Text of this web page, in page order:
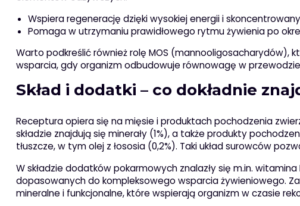
Wspiera regenerację dzięki wysokiej energii i
Pomaga w utrzymaniu prawidłowego rytmu żywienia po
Warto podkreślić również rolę MOS (mannooligosacharydów),
wsparcia, gdy organizm odbudowuje równowagę w
Skład i dodatki – co dokładnie
Receptura opiera się na mięsie i produktach pochodzenia
składzie znajdują się minerały (1%), a także produkty
tłuszcze, w tym olej z łososia (0,2%). Taki układ surowców
W składzie dodatków pokarmowych znalazły się m.in.
dopasowanych do kompleksowego wsparcia żywieniowego.
mineralne i funkcjonalne, które wspierają organizm w czasie